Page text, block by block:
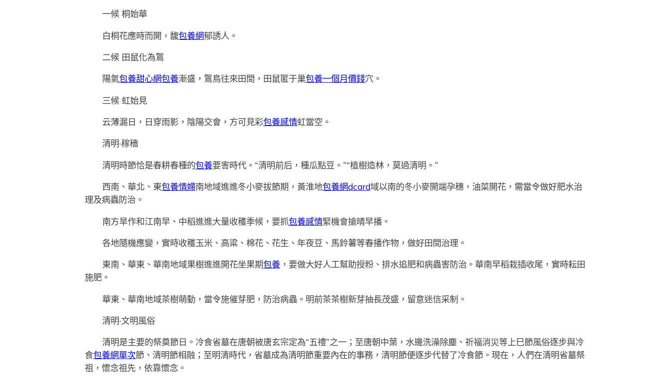
一候 桐始華
白桐花應時而開，馥包養網郁誘人。
二候 田鼠化為鴽
陽氣包養甜心網包養漸盛，鴽鳥往來田間，田鼠匿于巢包養一個月價錢穴。
三候 虹始見
云薄漏日，日穿雨影，陰陽交會，方可見彩包養感情虹當空。
清明·稼穡
清明時節恰是春耕春種的包養要害時代。“清明前后，種瓜點豆。”“植樹造林，莫過清明。”
西南、華北、東包養情婦南地域進進冬小麥拔節期，黃淮地包養網dcard域以南的冬小麥開端孕穗，油菜開花，需當令做好肥水治
理及病蟲防治。
南方旱作和江南早、中稻進進大量收穫季候，要抓包養感情緊機會搶晴早播。
各地隨機應變，實時收穫玉米、高粱、棉花、花生、年夜豆、馬鈴薯等春播作物，做好田間治理。
東南、華東、華南地域果樹進進開花坐果期包養，要做大好人工幫助授粉、排水追肥和病蟲害防治。華南早稻栽插收尾，實時耘田
施肥。
華東、華南地域茶樹萌動，當令施催芽肥，防治病蟲。明前茶茶樹新芽抽長茂盛，留意迷信采制。
清明·文明風俗
清明是主要的祭奠節日。冷食省墓在唐朝被唐玄宗定為“五禮”之一；至唐朝中葉，水邊洗澡除塵、祈福消災等上巳節風俗逐步與冷
食包養網單次節、清明節相融；至明清時代，省墓成為清明節重要內在的事務，清明節便逐步代替了冷食節。現在，人們在清明省墓祭
祖，懷念祖先，依靠懷念。